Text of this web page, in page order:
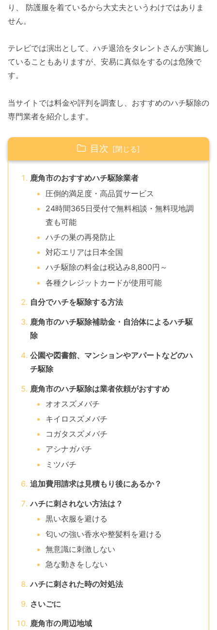
り、 防護服を着ているから大丈夫というわけではありま
せん。
テレビでは演出として、ハチ退治をタレントさんが実施し
ていることもありますが、安易に真似をするのは危険で
す。
当サイトでは料金や評判を調査し、おすすめのハチ駆除の
専門業者を紹介します。
目次
鹿角市のおすすめハチ駆除業者
圧倒的満足度・高品質サービス
24時間365日受付で無料相談・無料現地調
査も可能
ハチの巣の再発防止
対応エリアは日本全国
ハチ駆除の料金は税込み8,800円～
各種クレジットカードが使用可能
自分でハチを駆除する方法
鹿角市のハチ駆除補助金・自治体によるハチ駆
除
公園や図書館、マンションやアパートなどのハ
チ駆除
鹿角市のハチ駆除は業者依頼がおすすめ
オオスズメバチ
キイロスズメバチ
コガタスズメバチ
アシナガバチ
ミツバチ
追加費用請求は見積もり後にあるか？
ハチに刺されない方法は？
黒い衣服を避ける
匂いの強い香水や整髪料を避ける
無意識に刺激しない
急な動きをしない
ハチに刺された時の対処法
さいごに
鹿角市の周辺地域